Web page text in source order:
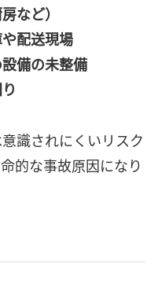
など）
配送現場
備の未整備
識されにくいリスク
的な事故原因になり